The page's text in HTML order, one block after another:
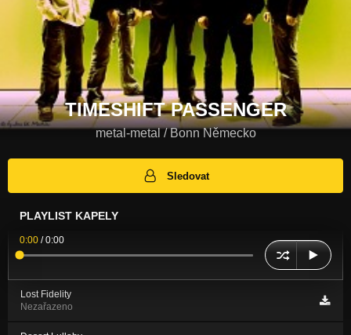
TIMESHIFT PASSENGER
metal-metal / Bonn Německo
Sledovat
PLAYLIST KAPELY
0:00 /0:00
Lost Fidelity
Nezařazeno